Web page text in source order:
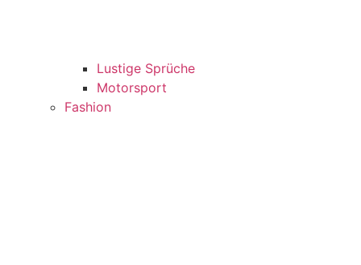
Lustige Sprüche
Motorsport
Fashion